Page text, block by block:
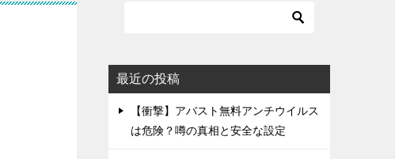
最近の投稿
【衝撃】アバスト無料アンチウイルス
は危険？噂の真相と安全な設定